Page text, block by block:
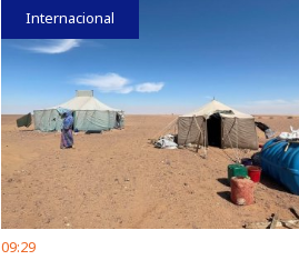
Internacional
09:29